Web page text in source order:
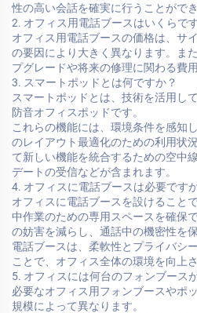
性の高い会話を確実に行うことができ
2. オフィス用電話ブースはいくらで
オフィス用電話ブースの価格は、サ
の要因により大きく異なります。ま
プグレードや将来の修理に関わる費
3. スマートポッドとは何ですか？
スマートポッドとは、技術を活用し
防音オフィスポッドです。
これらの機能には、環境条件を感知
のレイアウト最適化のための利用状
て新しい機能を統合するための空中
デートの受信などが含まれます。
4. オフィスに電話ブースは必要です
オフィスに電話ブースを設けること
中作業のための専用スペースを確保
の妨害を減らし、通話中の機密性を保
電話ブースは、柔軟性とプライバシ
ことで、オフィス全体の環境を向上さ
5. オフィスには何台のフォンブース
必要なオフィス用フォンブースやポ
規模によって異なります。